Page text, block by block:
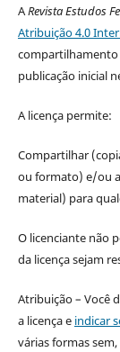
ARevista Estudos
Atribuição 4.0
publicação inicial
A licença permite:
Compartilhar
ou formato) e/ou
material) para
O licenciante não
da licença sejam
Atribuição – Você
a licença e indicar
várias formas